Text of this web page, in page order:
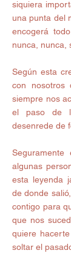
siquiera
una punta del
encogerá
nunca, nunca,
Según esta
con nosotros
siempre nos
el paso de
desenrede de
algunas
esta leyenda
de donde
contigo para
que nos
quiere
soltar el